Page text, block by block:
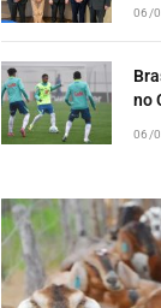
06/
no
06/